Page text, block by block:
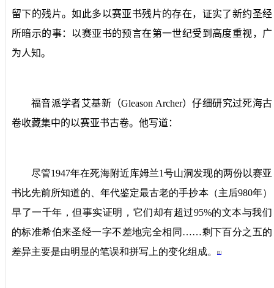
留下的残片。如此多以赛亚书残片的存在，证实了新约圣经
所暗示的事：以赛亚书的预言在第一世纪受到高度重视，广
为人知。
福音派学者艾基新（Gleason Archer）仔细研究过死海古
卷收藏集中的以赛亚书古卷。他写道：
尽管1947年在死海附近库姆兰1号山洞发现的两份以赛亚
书比先前所知道的、年代鉴定最古老的手抄本（主后980年）
早了一千年，但事实证明，它们却有超过95%的文本与我们
的标准希伯来圣经一字不差地完全相同……剩下百分之五的
差异主要是由明显的笔误和拼写上的变化组成。
[5]